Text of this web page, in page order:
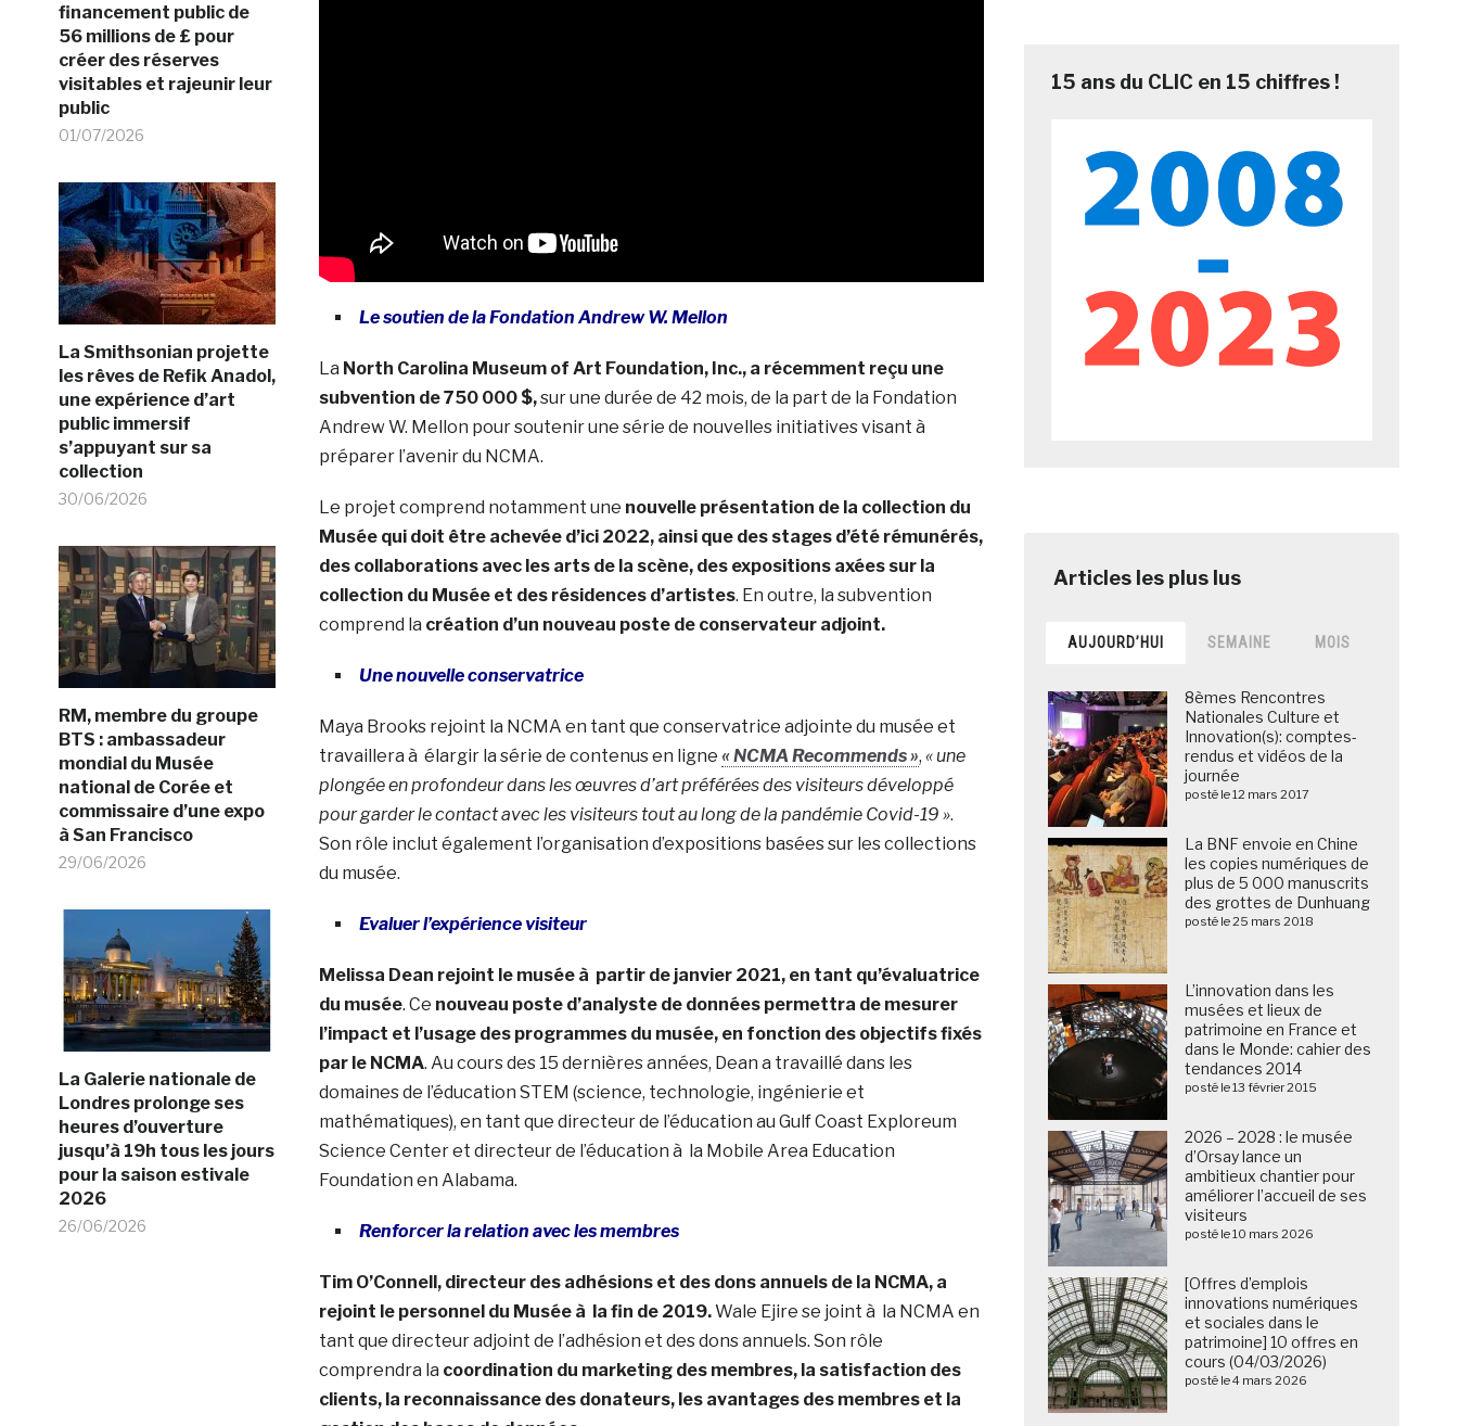
financement public de
56 millions de £ pour
créer des réserves
visitables et rajeunir leur
public
01/07/2026
La Smithsonian projette
les rêves de Refik Anadol,
une expérience d’art
public immersif
s’appuyant sur sa
collection
30/06/2026
RM, membre du groupe
BTS : ambassadeur
mondial du Musée
national de Corée et
commissaire d’une expo
à San Francisco
29/06/2026
La Galerie nationale de
Londres prolonge ses
heures d’ouverture
jusqu’à 19h tous les jours
pour la saison estivale
2026
26/06/2026
Le soutien de la Fondation Andrew W. Mellon
La North Carolina Museum of Art Foundation, Inc., a récemment reçu une
subvention de 750 000 $,sur une durée de 42 mois, de la part de la Fondation
Andrew W. Mellon pour soutenir une série de nouvelles initiatives visant à
préparer l’avenir du NCMA.
Le projet comprend notamment une nouvelle présentation de la collection du
Musée qui doit être achevée d’ici 2022, ainsi que des stages d’été rémunérés,
des collaborations avec les arts de la scène, des expositions axées sur la
collection du Musée et des résidences d’artistes. En outre, la subvention
comprend la création d’un nouveau poste de conservateur adjoint.
Une nouvelle conservatrice
Maya Brooks rejoint la NCMA en tant que conservatrice adjointe du musée et
travaillera à élargir la série de contenus en ligne « NCMA Recommends », « une
plongée en profondeur dans les œuvres d’art préférées des visiteurs développé
pour garder le contact avec les visiteurs tout au long de la pandémie Covid-19 ».
Son rôle inclut également l’organisation d’expositions basées sur les collections
du musée.
Evaluer l’expérience visiteur
Melissa Dean rejoint le musée à partir de janvier 2021, en tant qu’évaluatrice
du musée. Ce nouveau poste d’analyste de données permettra de mesurer
l’impact et l’usage des programmes du musée, en fonction des objectifs fixés
par le NCMA. Au cours des 15 dernières années, Dean a travaillé dans les
domaines de l’éducation STEM (science, technologie, ingénierie et
mathématiques), en tant que directeur de l’éducation au Gulf Coast Exploreum
Science Center et directeur de l’éducation à la Mobile Area Education
Foundation en Alabama.
Renforcer la relation avec les membres
Tim O’Connell, directeur des adhésions et des dons annuels de la NCMA, a
rejoint le personnel du Musée à la fin de 2019.Wale Ejire se joint à la NCMA en
tant que directeur adjoint de l’adhésion et des dons annuels. Son rôle
comprendra la coordination du marketing des membres, la satisfaction des
clients, la reconnaissance des donateurs, les avantages des membres et la
15 ans du CLIC en 15 chiffres !
AUJOURD’HUI SEMAINE MOIS
8èmes Rencontres
Nationales Culture et
Innovation(s): comptes-
rendus et vidéos de la
journée
posté le 12 mars 2017
La BNF envoie en Chine
les copies numériques de
plus de 5 000 manuscrits
des grottes de Dunhuang
posté le 25 mars 2018
L’innovation dans les
musées et lieux de
patrimoine en France et
dans le Monde: cahier des
tendances 2014
posté le 13 février 2015
2026 – 2028 : le musée
d’Orsay lance un
ambitieux chantier pour
améliorer l’accueil de ses
visiteurs
posté le 10 mars 2026
[Offres d’emplois
innovations numériques
et sociales dans le
patrimoine] 10 offres en
cours (04/03/2026)
posté le 4 mars 2026